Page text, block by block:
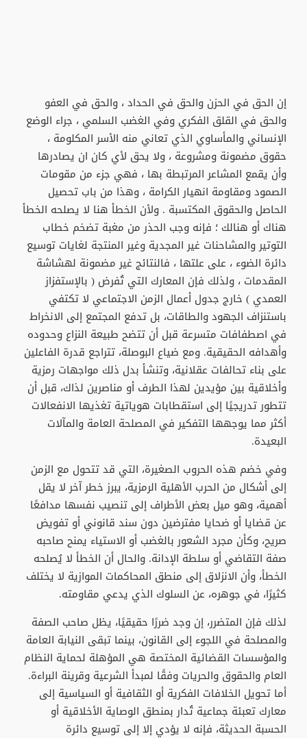
إن الحق في الحزن والحق في الحداد ، والحق في العفو
والحق في القلق الفكري وفي الغضب السلمي ، جراء الوضع
الإنساني والمأساوي الذي تعاني منه الأسر المكلومة ،
حقوق مضمونة ومشروعة ، ولا يحق لأي كان ان يصادرها
وأن يقمع المشاعر المرتبطة بها ، فهي جزء من مقومات
الصمود ومقاومة انهيار الكرامة ، وهذا من باب تحصيل
الحاصل والحقوق المكتسبة . ولأن الخطأ هنا لا يصلحه الخطأ
هناك أو هنالك ؛ فإنه وجب الحذر من مغبة تضخم خطاب
التوتير والمشاحنات غير المجدية وغير المنتجة لغايات توسيع
دائرة الضوء ، على علتها ، فالنتائج غير مضمونة لهشاشة
المقدمات ، ولذلك فإن المعارك التي تُفرض ( بالإستفزاز
العمدي ) خارج جدول أعمال الزمن الاجتماعي لا تكتفي
باستنزاف الجهود والطاقات، بل تدفع المجتمع إلى الانخراط
في اصطفافات متسرعة قبل أن تتضح طبيعة النزاع وحدوده
وأهدافه الحقيقية. ومع ضياع البوصلة، تتراجع قدرة الفاعلين
على بناء تحالفات عقلانية، وتنشأ بدل ذلك مواجهات رمزية
وأخلاقية بين مؤيدين لهذا الطرف أو مناصرين لذاك، قبل أن
تتطور تدريجيًا إلى استقطابات هوياتية تغذيها الانفعالات
أكثر مما يوجهها التفكير في المصلحة العامة والمآلات
البعيدة.
وفي خضم هذه الحروب الصغيرة، التي قد تتحول مع الزمن
إلى أشكال من الحرب الأهلية الرمزية، يبرز خطر آخر لا يقل
أهمية، وهو ميل بعض الأطراف إلى تنصيب نفسها مدافعًا
عن قضايا أو ضحايا مفترضين دون سند قانوني أو تفويض
صريح، وكأن مجرد الشعور بالغضب أو الاستياء يمنح صاحبه
صفة التقاضي أو سلطة الإدانة. والحال أن الخطأ لا يُصلحه
الخطأ، وأن الانزلاق إلى منطق المحاكمات الموازية لا يختلف
كثيرًا، في جوهره، عن السلوك الذي يدعي مقاومته.
لذلك فإن المتضرر، إن وجد ضررًا حقيقيًا، يظل صاحب الصفة
والمصلحة في اللجوء إلى القانون، بينما تبقى النيابة العامة
والمؤسسات القضائية المختصة هي المؤهلة لحماية النظام
العام والحقوق والحريات وفقًا لمبدأ الشرعية وقرينة البراءة.
أما تحويل الخلافات الفكرية أو الثقافية أو السياسية إلى
معارك تعبئة جماعية تُدار بمنطق الوصاية الأخلاقية أو
الحسبة الحديثة، فإنه لا يؤدي إلا إلى توسيع دائرة